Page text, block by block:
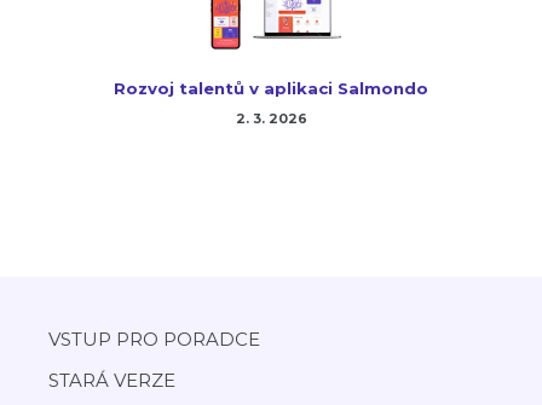
Rozvoj talentů v aplikaci Salmondo
2. 3. 2026
VSTUP PRO PORADCE
STARÁ VERZE